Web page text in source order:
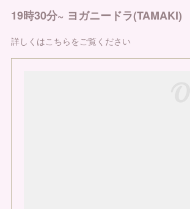
19時30分~ ヨガニードラ(TAMAKI)
詳しくはこちらをご覧ください